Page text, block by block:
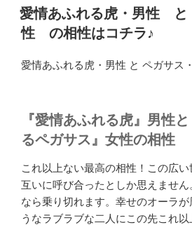
稿
日:
愛情あふれる虎・男性
性 の相性はコチラ♪
愛情あふれる虎・男性 と ペガサス
『愛情あふれる虎』男性
るペガサス』女性の相性
これ以上ない最高の相性！この広
互いに呼び合ったとしか思えません
なら乗り切れます。幸せのオーラ
うなラブラブな二人にこの先これ